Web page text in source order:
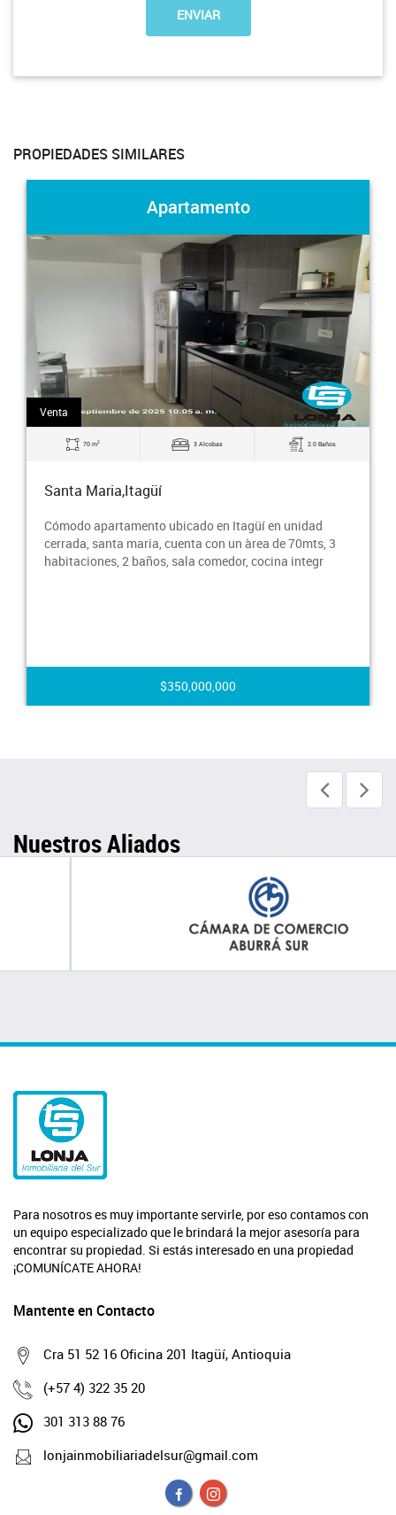
PROPIEDADES SIMILARES
Apartamento
Venta
74 m2 3 Alcobas 2.0 Baños
Santa Maria,Itagüí
Cómodo inmueble en 6 piso con 74 m².Distribuido en: 3
habitaciones con 3 closets, 2 baños, sala-comedor,
cocina integral con gas, zona de ropas, balc
$410,000,000
Nuestros Aliados
Para nosotros es muy importante servirle, por eso contamos con
un equipo especializado que le brindará la mejor asesoría para
encontrar su propiedad. Si estás interesado en una propiedad
¡COMUNÍCATE AHORA!
Mantente en Contacto
Cra 51 52 16 Oficina 201 Itagüí, Antioquia
(+57 4) 322 35 20
301 313 88 76
lonjainmobiliariadelsur@gmail.com